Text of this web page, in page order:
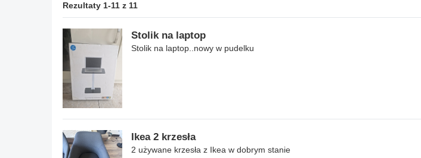
Rezultaty 1-11 z 11
Stolik na laptop
Stolik na laptop..nowy w pudelku
Ikea 2 krzesła
2 używane krzesła z Ikea w dobrym stanie